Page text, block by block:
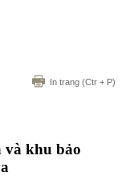
In trang (Ctr + P)
và khu bảo